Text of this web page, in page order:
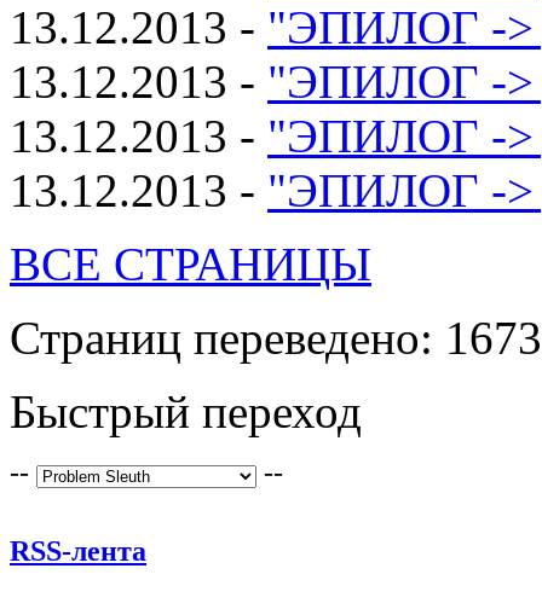
13.12.2013 - "ЭПИЛОГ ->
13.12.2013 - "ЭПИЛОГ ->
13.12.2013 - "ЭПИЛОГ ->
13.12.2013 - "ЭПИЛОГ ->
ВСЕ СТРАНИЦЫ
Страниц переведено:
Быстрый переход
-- --
RSS-лента